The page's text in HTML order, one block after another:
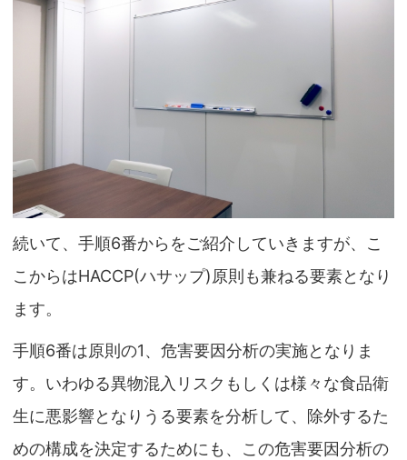
続いて、手順6番からをご紹介していきますが、こ
こからはHACCP(ハサップ)原則も兼ねる要素となり
ます。
手順6番は原則の1、危害要因分析の実施となりま
す。いわゆる異物混入リスクもしくは様々な食品衛
生に悪影響となりうる要素を分析して、除外するた
めの構成を決定するためにも、この危害要因分析の